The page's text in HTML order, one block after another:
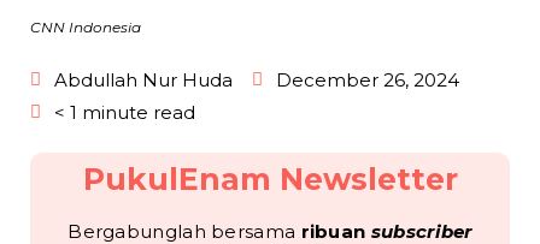
CNN Indonesia
Abdullah Nur Huda
December 26, 2024
< 1 minute read
PukulEnam Newsletter
Bergabunglah bersama ribuan subscriber